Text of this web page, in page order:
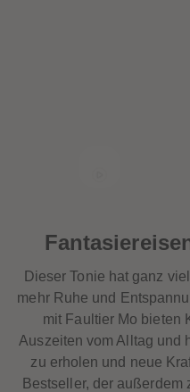
Dieser Tonie hat ganz
mehr Ruhe und
mit Faultier Mo bieten
Auszeiten vom Alltag und
zu erholen und neue
Bestseller, der außerdem